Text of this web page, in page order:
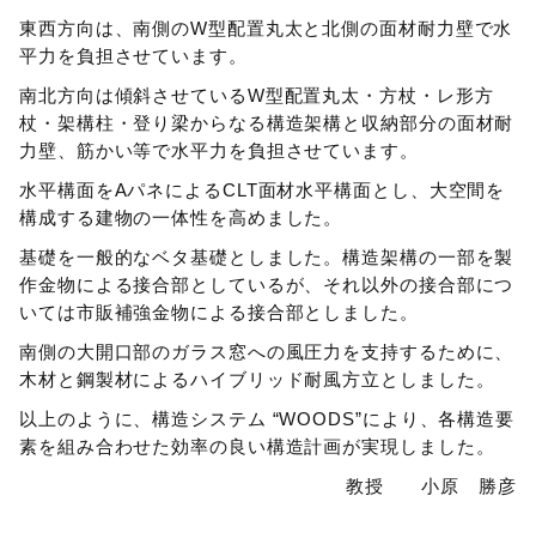
東西方向は、南側のW型配置丸太と北側の面材耐力壁で水
平力を負担させています。
南北方向は傾斜させているW型配置丸太・方杖・レ形方
杖・架構柱・登り梁からなる構造架構と収納部分の面材耐
力壁、筋かい等で水平力を負担させています。
水平構面をAパネによるCLT面材水平構面とし、大空間を
構成する建物の一体性を高めました。
基礎を一般的なベタ基礎としました。構造架構の一部を製
作金物による接合部としているが、それ以外の接合部につ
いては市販補強金物による接合部としました。
南側の大開口部のガラス窓への風圧力を支持するために、
木材と鋼製材によるハイブリッド耐風方立としました。
以上のように、構造システム “WOODS”により、各構造要
素を組み合わせた効率の良い構造計画が実現しました。
教授 小原 勝彦